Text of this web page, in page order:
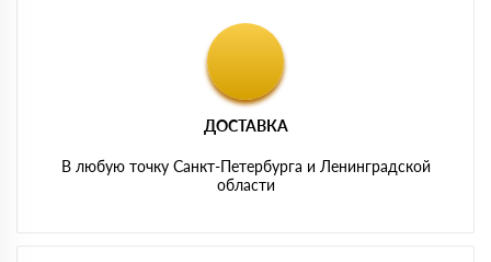
ДОСТАВКА
В любую точку Санкт-Петербурга и Ленинградской
области